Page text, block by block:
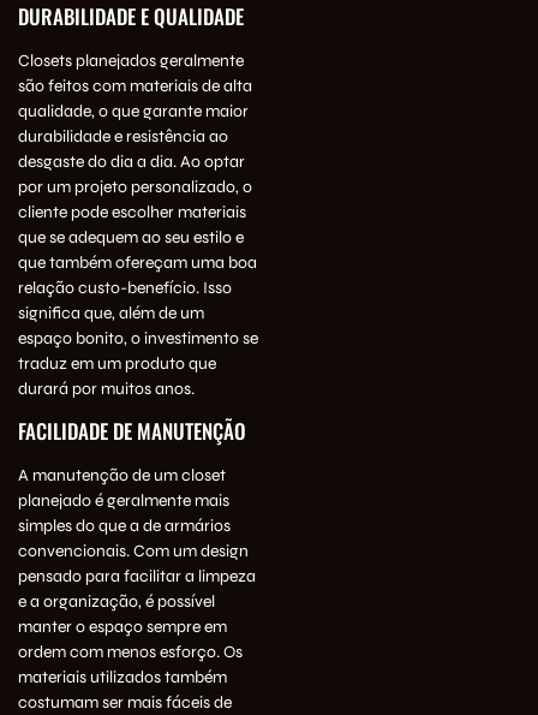
DURABILIDADE E QUALIDADE
Closets planejados geralmente
são feitos com materiais de alta
qualidade, o que garante maior
durabilidade e resistência ao
desgaste do dia a dia. Ao optar
por um projeto personalizado, o
cliente pode escolher materiais
que se adequem ao seu estilo e
que também ofereçam uma boa
relação custo-benefício. Isso
significa que, além de um
espaço bonito, o investimento se
traduz em um produto que
durará por muitos anos.
FACILIDADE DE MANUTENÇÃO
A manutenção de um closet
planejado é geralmente mais
simples do que a de armários
convencionais. Com um design
pensado para facilitar a limpeza
e a organização, é possível
manter o espaço sempre em
ordem com menos esforço. Os
materiais utilizados também
costumam ser mais fáceis de